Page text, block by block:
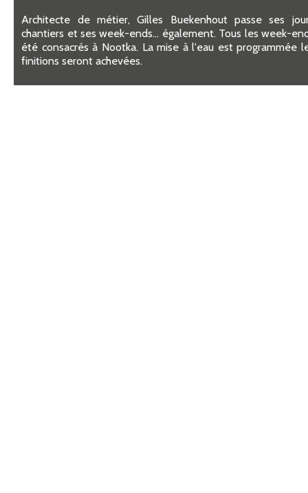
Architecte de métier, Gilles Buekenhout passe ses
chantiers et ses week-ends… également. Tous les week-
été consacrés à Nootka. La mise à l'eau est programmée
finitions seront achevées.